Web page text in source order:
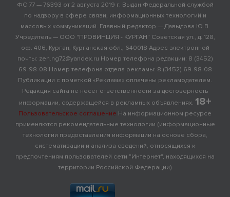
ФС 77 — 76393 от 2 августа 2019 г. Выдан Федеральной службой
по надзору в сфере связи, информационных технологий и
массовых коммуникаций. Главный редактор — Давыдова Ю.В.
Учредитель — ООО "ПРОВИНЦИЯ - КУРГАН" Советская ул., д. 128,
оф. 406, Курган, Курганская обл., 640018 Адрес электронной
почты: zen.ng72@yandex.ru Номер телефона редакции: 8 (3452)
69-98-08 Номер телефона отдела рекламы: 8 (3452) 69-98-08
Публикации с пометкой «Реклама» оплачены рекламодателем.
Редакция сайта не несет ответственности за достоверность
информации, содержащейся в рекламных объявлениях. 18+
Пользовательское соглашение На информационном ресурсе
применяются рекомендательные технологии (информационные
технологии предоставления информации на основе сбора,
систематизации и анализа сведений, относящихся к
предпочтениям пользователей сети "Интернет", находящихся на
территории Российской Федерации)